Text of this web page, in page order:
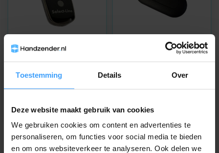
Toestemming Details Over
Deze website maakt gebruik van cookies
We gebruiken cookies om content en advertenties te
personaliseren, om functies voor social media te bieden
en om ons websiteverkeer te analyseren. Ook delen we
SELECT-LINE
868 MHz handzender
Op voorraad
24,95
zender 2-kanaals 868
Niet op voorraad
29,95